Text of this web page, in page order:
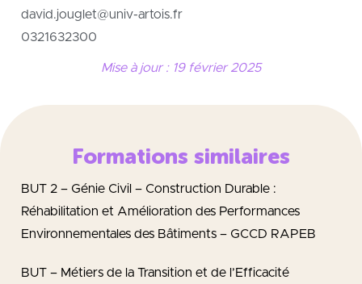
david.jouglet@univ-artois.fr
0321632300
Mise à jour : 19 février 2025
Formations similaires
BUT 2 – Génie Civil – Construction Durable :
Réhabilitation et Amélioration des Performances
Environnementales des Bâtiments – GCCD RAPEB
BUT – Métiers de la Transition et de l’Efficacité